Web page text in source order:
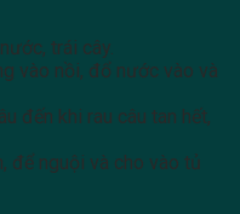
trái cây.
vào nồi, đổ nước vào và
đến khi rau câu tan hết,
để nguội và cho vào tủ